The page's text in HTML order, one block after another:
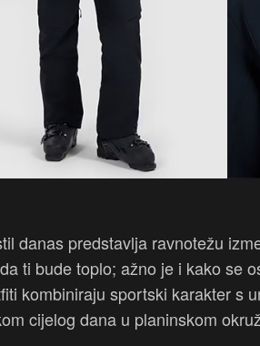
danas predstavlja ravnotežu
ti bude toplo; ažno je i kako se
kombiniraju sportski karakter s
cijelog dana u planinskom